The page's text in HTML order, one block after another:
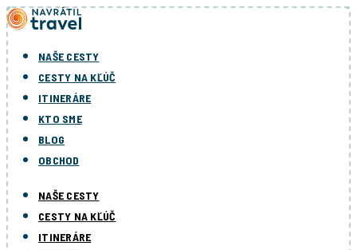
Preskočiť
na
obsahNAŠE CESTY
CESTY NA KĽÚČ
ITINERÁRE
KTO SME
BLOG
OBCHOD
NAŠE CESTY
CESTY NA KĽÚČ
ITINERÁRE